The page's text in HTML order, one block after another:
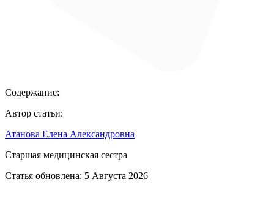
Содержание:
Автор статьи:
Атанова Елена Александровна
Старшая медицинская сестра
Статья обновлена: 5 Августа 2026